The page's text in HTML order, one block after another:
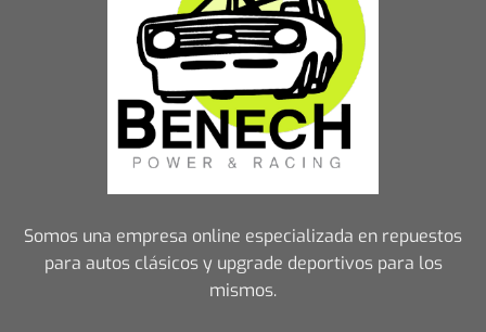
Somos una empresa online especializada en repuestos
para autos clásicos y upgrade deportivos para los
mismos.